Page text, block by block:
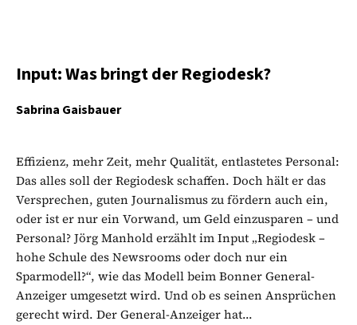
Input: Was bringt der Regiodesk?
Sabrina Gaisbauer
Effizienz, mehr Zeit, mehr Qualität, entlastetes Personal:
Das alles soll der Regiodesk schaffen. Doch hält er das
Versprechen, guten Journalismus zu fördern auch ein,
oder ist er nur ein Vorwand, um Geld einzusparen – und
Personal? Jörg Manhold erzählt im Input „Regiodesk –
hohe Schule des Newsrooms oder doch nur ein
Sparmodell?“, wie das Modell beim Bonner General-
Anzeiger umgesetzt wird. Und ob es seinen Ansprüchen
gerecht wird. Der General-Anzeiger hat...